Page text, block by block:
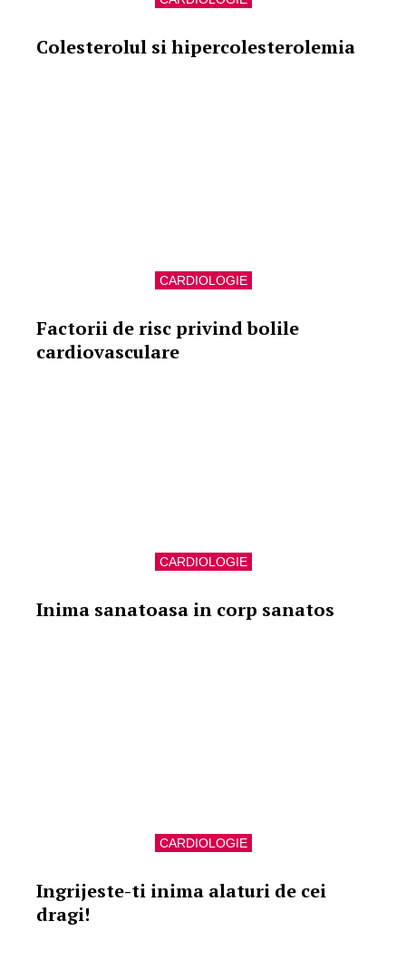
Colesterolul si hipercolesterolemia
CARDIOLOGIE
Factorii de risc privind bolile
cardiovasculare
CARDIOLOGIE
Inima sanatoasa in corp sanatos
CARDIOLOGIE
Ingrijeste-ti inima alaturi de cei
dragi!